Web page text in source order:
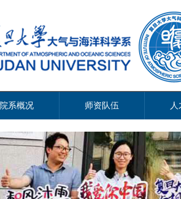
院系概况 师资队伍 人